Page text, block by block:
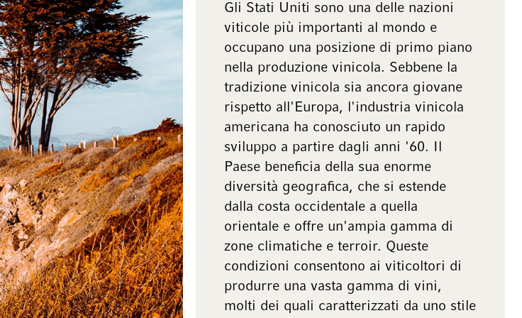
Gli Stati Uniti sono una delle nazioni
viticole più importanti al mondo e
occupano una posizione di primo piano
nella produzione vinicola. Sebbene la
tradizione vinicola sia ancora giovane
rispetto all'Europa, l'industria vinicola
americana ha conosciuto un rapido
sviluppo a partire dagli anni '60. Il
Paese beneficia della sua enorme
diversità geografica, che si estende
dalla costa occidentale a quella
orientale e offre un'ampia gamma di
zone climatiche e terroir. Queste
condizioni consentono ai viticoltori di
produrre una vasta gamma di vini,
molti dei quali caratterizzati da uno stile